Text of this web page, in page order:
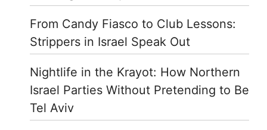
From Candy Fiasco to Club Lessons:
Strippers in Israel Speak Out
Nightlife in the Krayot: How Northern
Israel Parties Without Pretending to Be
Tel Aviv